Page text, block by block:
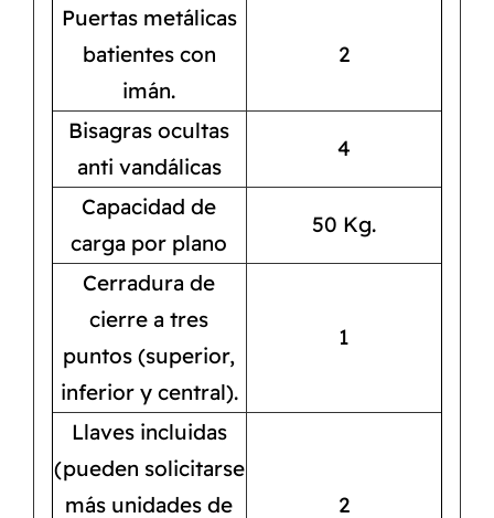
Puertas metálicas
batientes con
imán.
2
Bisagras ocultas
anti vandálicas
4
Capacidad de
carga por plano
50 Kg.
Cerradura de
cierre a tres
puntos (superior,
inferior y central).
1
Llaves incluidas
(pueden solicitarse
más unidades de
2